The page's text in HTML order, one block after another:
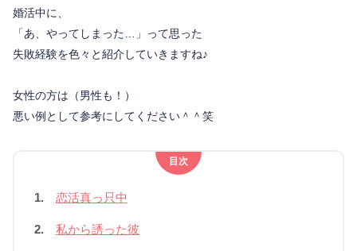
婚活中に、
「あ、やってしまった…」って思った
失敗経験を色々と紹介していきますね♪
女性の方は（男性も！）
悪い例として参考にしてください＾＾笑
目次
1. 恋活真っ只中
2. 私から誘った彼